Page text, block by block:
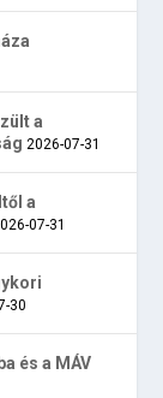
a
2026-07-31
a
07-31
30
és a MÁV